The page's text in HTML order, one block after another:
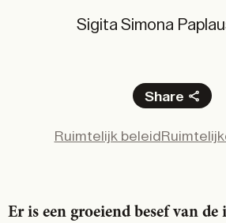
Sigita Simona
Share
X
Ruimtelijk beleid
Er is een groeiend besef van de